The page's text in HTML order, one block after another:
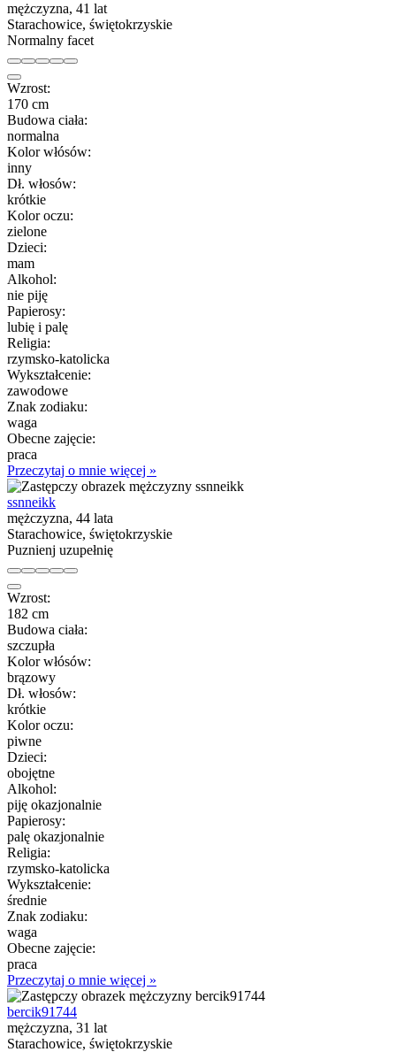
mężczyzna, 41 lat
Starachowice, świętokrzyskie
Normalny facet
Wzrost:
170 cm
Budowa ciała:
normalna
Kolor włósów:
inny
Dł. włosów:
krótkie
Kolor oczu:
zielone
Dzieci:
mam
Alkohol:
nie piję
Papierosy:
lubię i palę
Religia:
rzymsko-katolicka
Wykształcenie:
zawodowe
Znak zodiaku:
waga
Obecne zajęcie:
praca
Przeczytaj o mnie więcej »
ssnneikk
mężczyzna, 44 lata
Starachowice, świętokrzyskie
Puznienj uzupełnię
Wzrost:
182 cm
Budowa ciała:
szczupła
Kolor włósów:
brązowy
Dł. włosów:
krótkie
Kolor oczu:
piwne
Dzieci:
obojętne
Alkohol:
piję okazjonalnie
Papierosy:
palę okazjonalnie
Religia:
rzymsko-katolicka
Wykształcenie:
średnie
Znak zodiaku:
waga
Obecne zajęcie:
praca
Przeczytaj o mnie więcej »
bercik91744
mężczyzna, 31 lat
Starachowice, świętokrzyskie